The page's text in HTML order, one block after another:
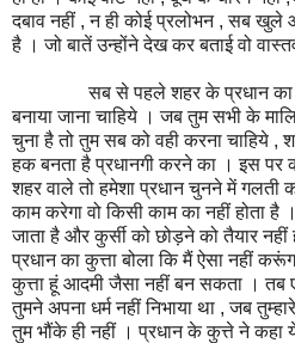
दबाव नहीं , न ही कोई प्रलोभन , सब खुले
है । जो बातें उन्होंने देख कर बताई वो
सब से पहले शहर के प्रधान का
बनाया जाना चाहिये । जब तुम सभी के
चुना है तो तुम सब को वही करना चाहिये ,
हक बनता है प्रधानगी करने का । इस पर
शहर वाले तो हमेशा प्रधान चुनने में
काम करेगा वो किसी काम का नहीं होता
जाता है और कुर्सी को छोड़ने को तैयार नहीं
प्रधान का कुत्ता बोला कि मैं ऐसा नहीं
कुत्ता हूं आदमी जैसा नहीं बन सकता । तब
तुमने अपना धर्म नहीं निभाया था , जब
तुम भौंके ही नहीं । प्रधान के कुत्ते ने कहा